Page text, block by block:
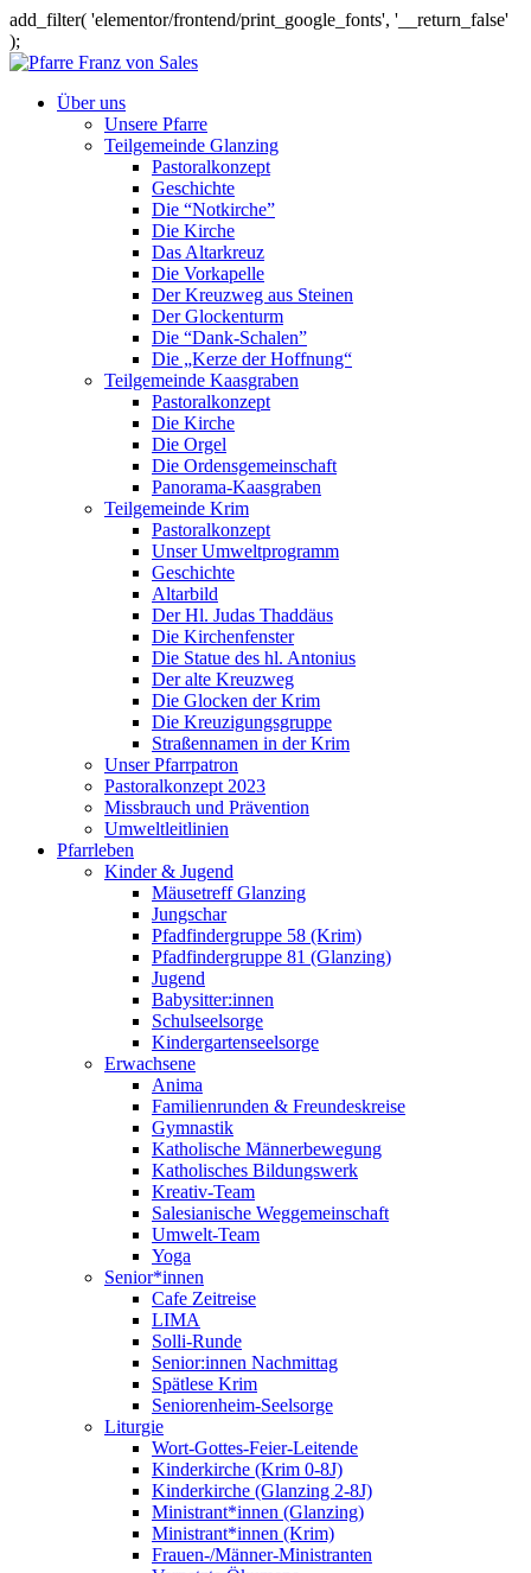
add_filter( 'elementor/frontend/print_google_fonts', '__return_false'
);
Über uns
Unsere Pfarre
Teilgemeinde Glanzing
Pastoralkonzept
Geschichte
Die “Notkirche”
Die Kirche
Das Altarkreuz
Die Vorkapelle
Der Kreuzweg aus Steinen
Der Glockenturm
Die “Dank-Schalen”
Die „Kerze der Hoffnung“
Teilgemeinde Kaasgraben
Pastoralkonzept
Die Kirche
Die Orgel
Die Ordensgemeinschaft
Panorama-Kaasgraben
Teilgemeinde Krim
Pastoralkonzept
Unser Umweltprogramm
Geschichte
Altarbild
Der Hl. Judas Thaddäus
Die Kirchenfenster
Die Statue des hl. Antonius
Der alte Kreuzweg
Die Glocken der Krim
Die Kreuzigungsgruppe
Straßennamen in der Krim
Unser Pfarrpatron
Pastoralkonzept 2023
Missbrauch und Prävention
Umweltleitlinien
Pfarrleben
Kinder & Jugend
Mäusetreff Glanzing
Jungschar
Pfadfindergruppe 58 (Krim)
Pfadfindergruppe 81 (Glanzing)
Jugend
Babysitter:innen
Schulseelsorge
Kindergartenseelsorge
Erwachsene
Anima
Familienrunden & Freundeskreise
Gymnastik
Katholische Männerbewegung
Katholisches Bildungswerk
Kreativ-Team
Salesianische Weggemeinschaft
Umwelt-Team
Yoga
Senior*innen
Cafe Zeitreise
LIMA
Solli-Runde
Senior:innen Nachmittag
Spätlese Krim
Seniorenheim-Seelsorge
Liturgie
Wort-Gottes-Feier-Leitende
Kinderkirche (Krim 0-8J)
Kinderkirche (Glanzing 2-8J)
Ministrant*innen (Glanzing)
Ministrant*innen (Krim)
Frauen-/Männer-Ministranten